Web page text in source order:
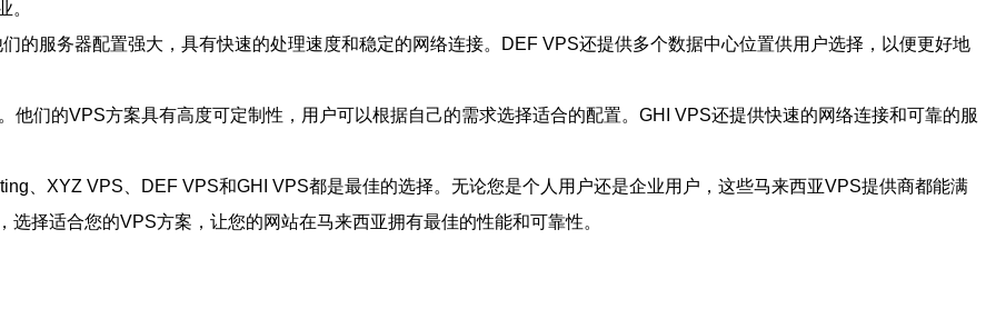
。
的服务器配置强大，具有快速的处理速度和稳定的网络连接。DEF VPS还提供多个数据中心位置供用户选择，以便更好地
他们的VPS方案具有高度可定制性，用户可以根据自己的需求选择适合的配置。GHI VPS还提供快速的网络连接和可靠的服
、XYZ VPS、DEF VPS和GHI VPS都是最佳的选择。无论您是个人用户还是企业用户，这些马来西亚VPS提供商都能满
择适合您的VPS方案，让您的网站在马来西亚拥有最佳的性能和可靠性。